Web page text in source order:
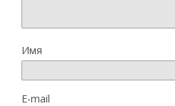
Имя
E-mail